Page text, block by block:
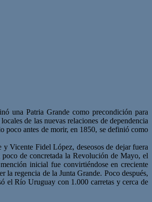
una Patria Grande como precondición para
de las nuevas relaciones de dependencia
poco antes de morir, en 1850, se definió como
Vicente Fidel López, deseosos de dejar fuera
de concretada la Revolución de Mayo, el
inicial fue convirtiéndose en creciente
la regencia de la Junta Grande. Poco después,
el Río Uruguay con 1.000 carretas y cerca de